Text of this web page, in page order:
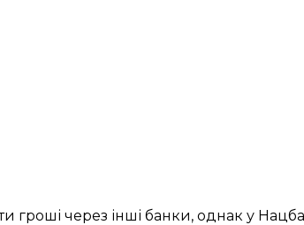
через інші банки, однак у